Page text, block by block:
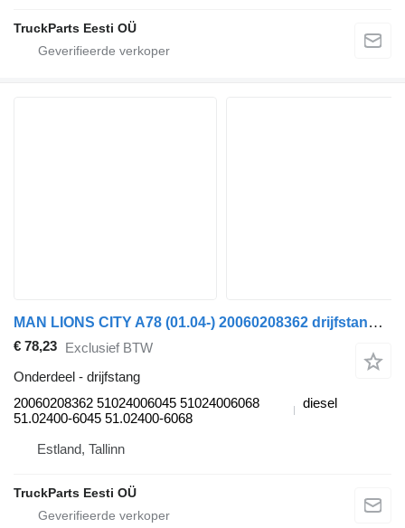
TruckParts Eesti OÜ
MAN LIONS CITY A78 (01.04-) 20060208362 drijfstang voor MAN Lion's bus (1991-)
€ 78,23 Exclusief BTW
Onderdeel - drijfstang
20060208362 51024006045 51024006068
51.02400-6045 51.02400-6068
diesel
Estland, Tallinn
TruckParts Eesti OÜ